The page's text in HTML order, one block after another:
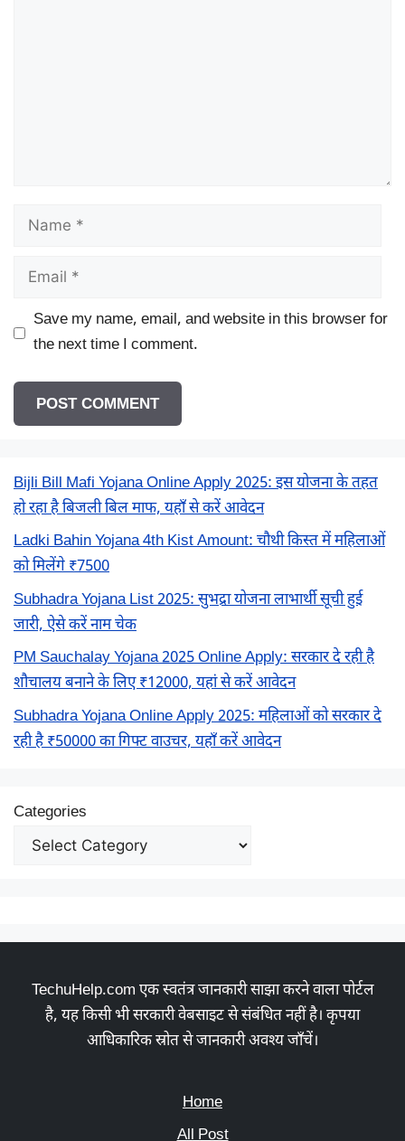
Name
Email
Save my name, email, and website in this browser for
the next time I comment.
Bijli Bill Mafi Yojana Online Apply 2025: इस योजना के तहत
हो रहा है बिजली बिल माफ, यहाँ से करें आवेदन
Ladki Bahin Yojana 4th Kist Amount: चौथी किस्त में महिलाओं
को मिलेंगे ₹7500
Subhadra Yojana List 2025: सुभद्रा योजना लाभार्थी सूची हुई
जारी, ऐसे करें नाम चेक
PM Sauchalay Yojana 2025 Online Apply: सरकार दे रही है
शौचालय बनाने के लिए ₹12000, यहां से करें आवेदन
Subhadra Yojana Online Apply 2025: महिलाओं को सरकार दे
रही है ₹50000 का गिफ्ट वाउचर, यहाँ करें आवेदन
Categories
TechuHelp.com एक स्वतंत्र जानकारी साझा करने वाला पोर्टल
है, यह किसी भी सरकारी वेबसाइट से संबंधित नहीं है। कृपया
आधिकारिक स्रोत से जानकारी अवश्य जाँचें।
Home
All Post